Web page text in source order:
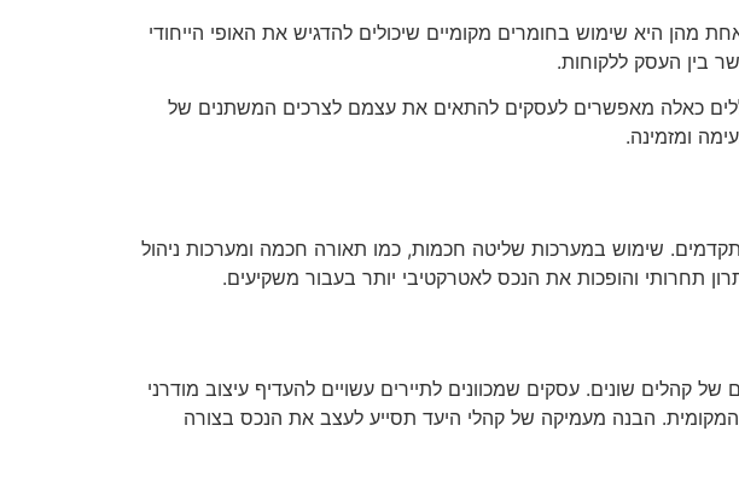
מהן היא שימוש בחומרים מקומיים שיכולים להדגיש את האופי הייחודי
בין העסק ללקוחות.
כאלה מאפשרים לעסקים להתאים את עצמם לצרכים המשתנים של
ומזמינה.
שימוש במערכות שליטה חכמות, כמו תאורה חכמה ומערכות ניהול
תחרותי והופכות את הנכס לאטרקטיבי יותר בעבור משקיעים.
קהלים שונים. עסקים שמכוונים לתיירים עשויים להעדיף עיצוב מודרני
הבנה מעמיקה של קהלי היעד תסייע לעצב את הנכס בצורה